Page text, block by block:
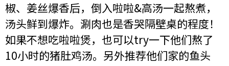
椒、姜丝爆香后，倒入啦啦&高汤一起熬煮，
汤头鲜到爆炸。涮肉也是香哭隔壁桌的程度！
如果不想吃啦啦煲，也可以try一下他们熬了
10小时的猪肚鸡汤。另外推荐他们家的鱼头